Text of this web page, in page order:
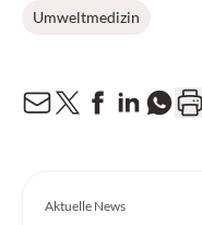
Umweltmedizin
Aktuelle News